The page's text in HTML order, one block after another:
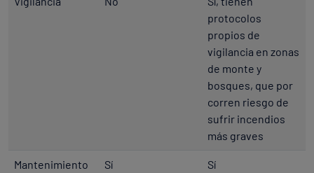
protocolos
propios de
vigilancia en zonas
de monte y
bosques, que por
corren riesgo de
sufrir incendios
más graves
Mantenimiento Sí Sí